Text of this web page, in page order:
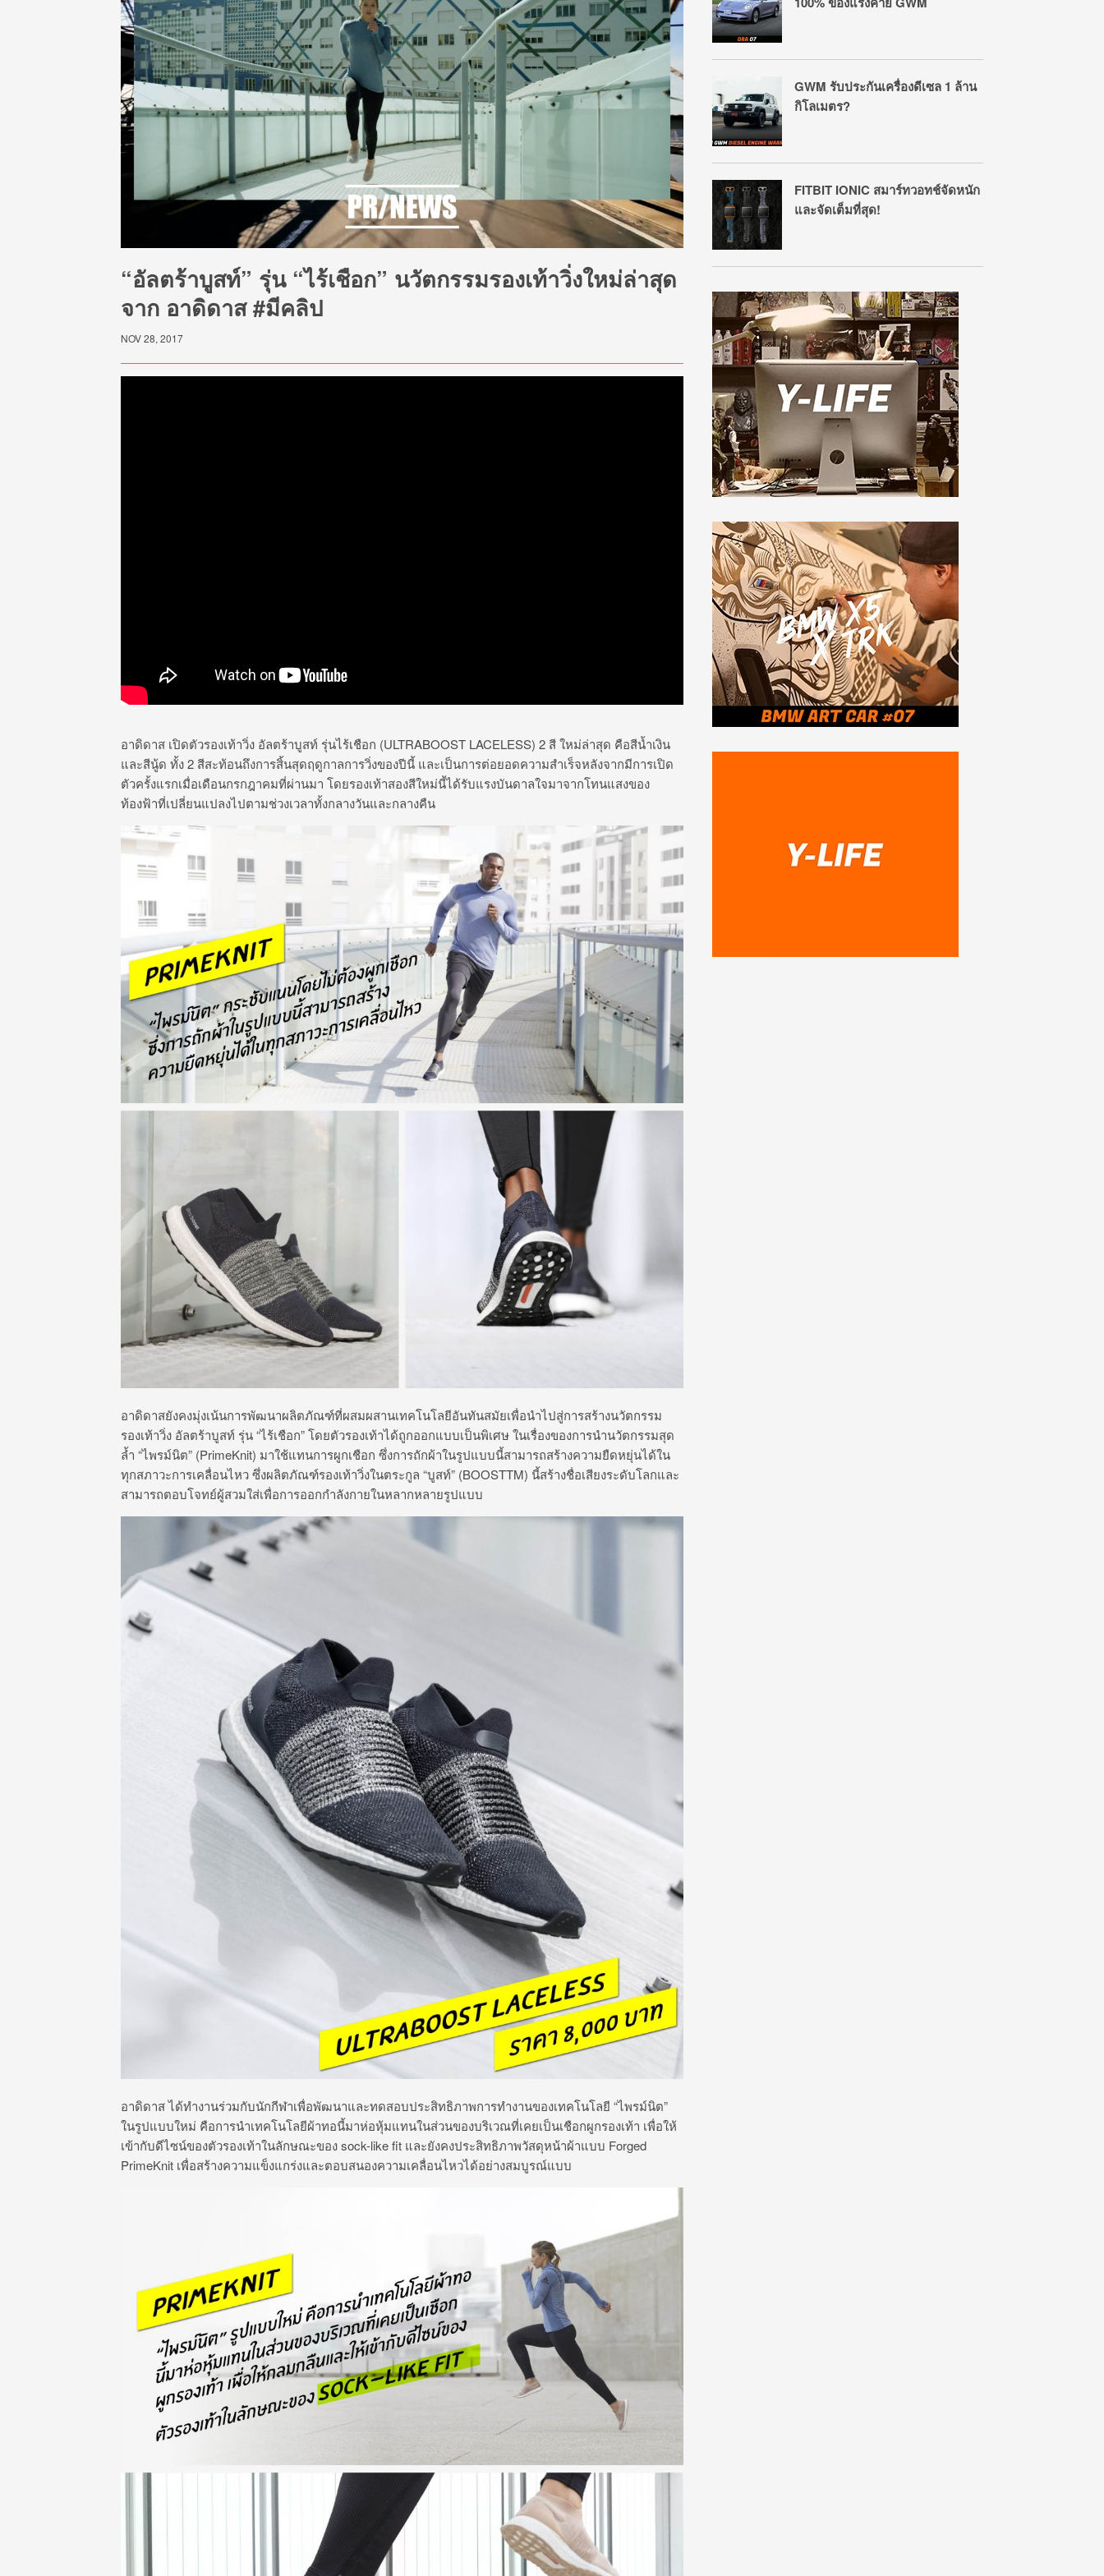
“อัลตร้าบูสท์” รุ่น “ไร้เชือก” นวัตกรรมรองเท้าวิ่งใหม่ล่าสุด
จาก อาดิดาส #มีคลิป
NOV 28, 2017
อาดิดาส เปิดตัวรองเท้าวิ่ง อัลตร้าบูสท์ รุ่นไร้เชือก (ULTRABOOST LACELESS) 2 สี ใหม่ล่าสุด คือสีน้ำเงิน
และสีนู้ด ทั้ง 2 สีสะท้อนถึงการสิ้นสุดฤดูกาลการวิ่งของปีนี้ และเป็นการต่อยอดความสำเร็จหลังจากมีการเปิด
ตัวครั้งแรกเมื่อเดือนกรกฎาคมที่ผ่านมา โดยรองเท้าสองสีใหม่นี้ได้รับแรงบันดาลใจมาจากโทนแสงของ
ท้องฟ้าที่เปลี่ยนแปลงไปตามช่วงเวลาทั้งกลางวันและกลางคืน
อาดิดาสยังคงมุ่งเน้นการพัฒนาผลิตภัณฑ์ที่ผสมผสานเทคโนโลยีอันทันสมัยเพื่อนำไปสู่การสร้างนวัตกรรม
รองเท้าวิ่ง อัลตร้าบูสท์ รุ่น “ไร้เชือก” โดยตัวรองเท้าได้ถูกออกแบบเป็นพิเศษ ในเรื่องของการนำนวัตกรรมสุด
ล้ำ “ไพรม์นิต” (PrimeKnit) มาใช้แทนการผูกเชือก ซึ่งการถักผ้าในรูปแบบนี้สามารถสร้างความยืดหยุ่นได้ใน
ทุกสภาวะการเคลื่อนไหว ซึ่งผลิตภัณฑ์รองเท้าวิ่งในตระกูล “บูสท์” (BOOSTTM) นี้สร้างชื่อเสียงระดับโลกและ
สามารถตอบโจทย์ผู้สวมใส่เพื่อการออกกำลังกายในหลากหลายรูปแบบ
อาดิดาส ได้ทำงานร่วมกับนักกีฬาเพื่อพัฒนาและทดสอบประสิทธิภาพการทำงานของเทคโนโลยี “ไพรม์นิต”
ในรูปแบบใหม่ คือการนำเทคโนโลยีผ้าทอนี้มาห่อหุ้มแทนในส่วนของบริเวณที่เคยเป็นเชือกผูกรองเท้า เพื่อให้
เข้ากับดีไซน์ของตัวรองเท้าในลักษณะของ sock-like fit และยังคงประสิทธิภาพวัสดุหน้าผ้าแบบ Forged
PrimeKnit เพื่อสร้างความแข็งแกร่งและตอบสนองความเคลื่อนไหวได้อย่างสมบูรณ์แบบ
GWM รับประกันเครื่องดีเซล 1 ล้าน
กิโลเมตร?
FITBIT IONIC สมาร์ทวอทช์จัดหนัก
และจัดเต็มที่สุด!